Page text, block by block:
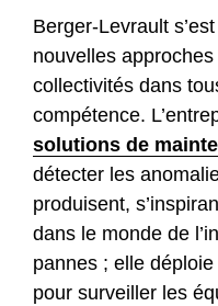
Berger-Levrault
nouvelles
collectivités dans
compétence.
solutions de
détecter les
produisent,
dans le monde de
pannes ; elle
pour surveiller les